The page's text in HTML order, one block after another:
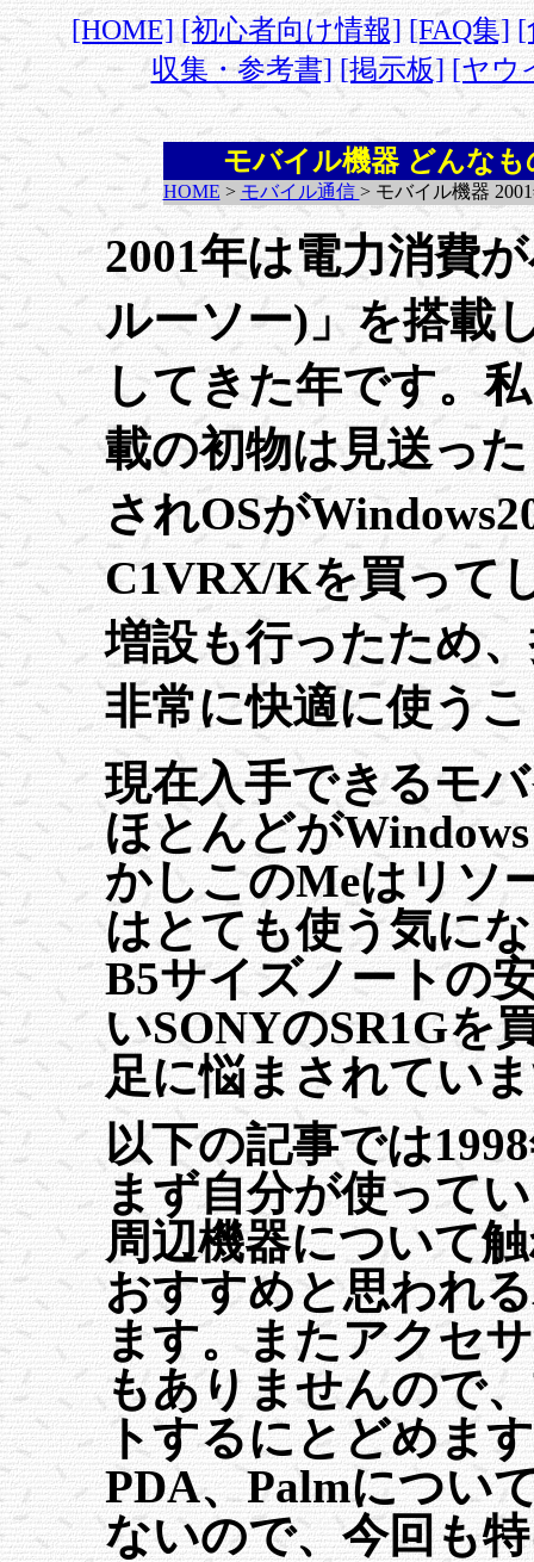
[HOME] [初心者向け情報] [FAQ集] [
収集・参考書] [掲示板] [ヤウ
モバイル機器 どんな
HOME > モバイル通信 > モバイル機器
2001年は電力消費
ルーソー)」を搭載
してきた年です。
載の初物は見送っ
されOSが
C1VRX/Kを買って
増設も行ったため
非常に快適に使う
現在入手できるモ
ほとんどが
かしこのMeはリソ
はとても使う気に
B5サイズノートの
いSONYのSR1Gを
足に悩まされてい
以下の記事では
まず自分が使って
周辺機器について
おすすめと思われ
ます。またアクセ
もありませんので
トするにとどめま
PDA、Palmについ
ないので、今回も